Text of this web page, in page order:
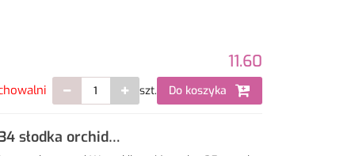
11.60
szt. Do koszyka
słodka orchidea